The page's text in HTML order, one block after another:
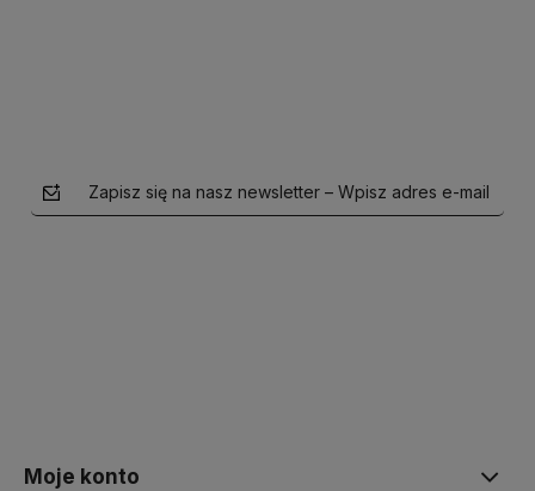
Zapisz się na nasz newsletter – Wpisz adres e-mail
Moje konto